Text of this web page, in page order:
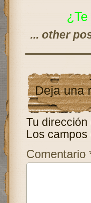
¿Te
... other
Deja una
Tu
Los
Comentario